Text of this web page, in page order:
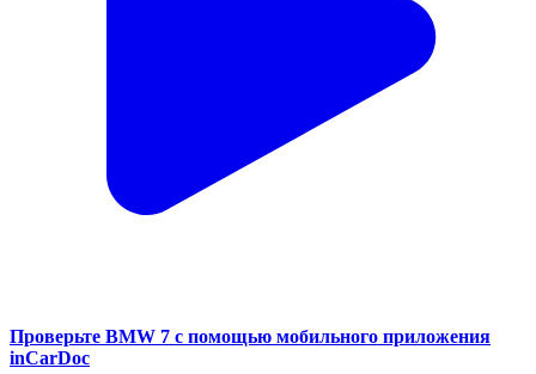
Проверьте BMW 7 с помощью мобильного приложения
inCarDoc